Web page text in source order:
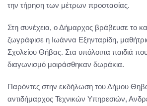
την τήρηση των μέτρων προστασίας.
Στη συνέχεια, ο Δήμαρχος βράβευσε το
ζωγράφισε η Ιωάννα Εξηνταρίδη,
Σχολείου Θήβας. Στα υπόλοιπα παιδιά
διαγωνισμό μοιράσθηκαν δωράκια.
Παρόντες στην εκδήλωση του Δήμου
αντιδήμαρχος Τεχνικών Υπηρεσιών,